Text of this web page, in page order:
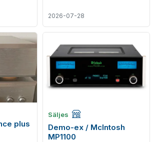
2026-07-28
plus
Säljes Företagsannons
Demo-ex / McIntosh
MP1100